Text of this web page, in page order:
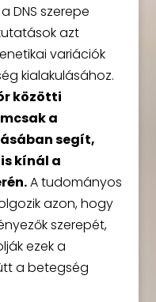
DNS szerepe
azt
variációk
kialakulásához.
közötti
a
segít,
kínál a
A tudományos
azon, hogy
szerepét,
ezek a
a betegség